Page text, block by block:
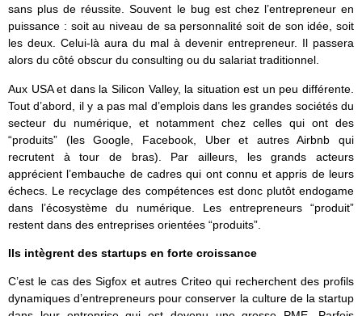
sans plus de réussite. Souvent le bug est chez l’entrepreneur en
puissance : soit au niveau de sa personnalité soit de son idée, soit
les deux. Celui-là aura du mal à devenir entrepreneur. Il passera
alors du côté obscur du consulting ou du salariat traditionnel.
Aux USA et dans la Silicon Valley, la situation est un peu différente.
Tout d’abord, il y a pas mal d’emplois dans les grandes sociétés du
secteur du numérique, et notamment chez celles qui ont des
“produits” (les Google, Facebook, Uber et autres Airbnb qui
recrutent à tour de bras). Par ailleurs, les grands acteurs
apprécient l’embauche de cadres qui ont connu et appris de leurs
échecs. Le recyclage des compétences est donc plutôt endogame
dans l’écosystème du numérique. Les entrepreneurs “produit”
restent dans des entreprises orientées “produits”.
Ils intègrent des startups en forte croissance
C’est le cas des Sigfox et autres Criteo qui recherchent des profils
dynamiques d’entrepreneurs pour conserver la culture de la startup